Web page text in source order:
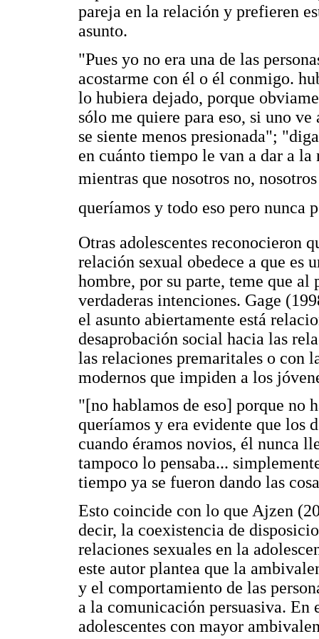
pareja en la relación y prefieren
asunto.
"Pues yo no era una de las
acostarme con él o él conmigo.
lo hubiera dejado, porque
sólo me quiere para eso, si uno
se siente menos presionada";
en cuánto tiempo le van a dar a la
mientras que nosotros no,
queríamos y todo eso pero nunca
Otras adolescentes reconocieron
relación sexual obedece a que es
hombre, por su parte, teme que al
verdaderas intenciones. Gage
el asunto abiertamente está
desaprobación social hacia las
las relaciones premaritales o con
modernos que impiden a los
"[no hablamos de eso] porque no
queríamos y era evidente que los
cuando éramos novios, él nunca
tampoco lo pensaba...
tiempo ya se fueron dando las
Esto coincide con lo que Ajzen
decir, la coexistencia de
relaciones sexuales en la
este autor plantea que la
y el comportamiento de las
a la comunicación persuasiva. En
adolescentes con mayor